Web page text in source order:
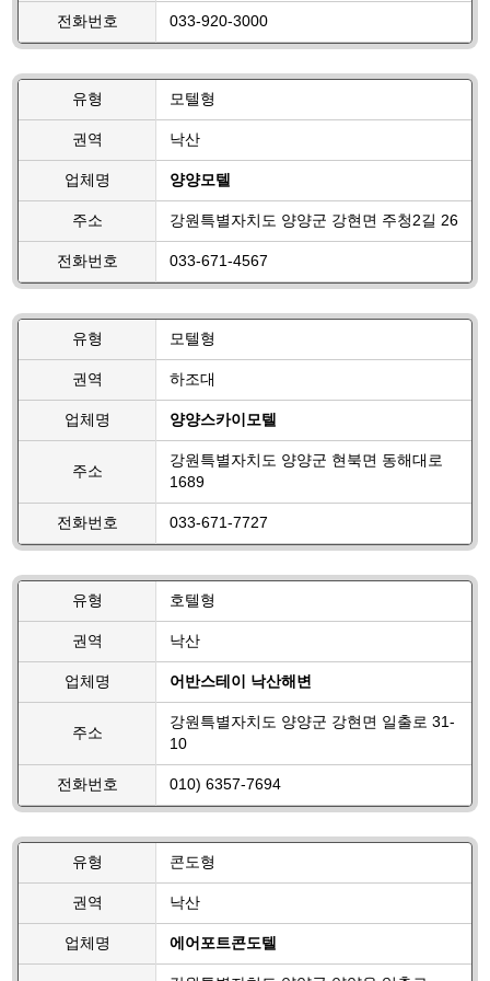
전화번호 033-920-3000
유형 모텔형
권역 낙산
업체명 양양모텔
주소 강원특별자치도 양양군 강현면 주청2길 26
전화번호 033-671-4567
유형 모텔형
권역 하조대
업체명 양양스카이모텔
주소
강원특별자치도 양양군 현북면 동해대로
1689
전화번호 033-671-7727
유형 호텔형
권역 낙산
업체명 어반스테이 낙산해변
주소
강원특별자치도 양양군 강현면 일출로 31-
10
전화번호 010) 6357-7694
유형 콘도형
권역 낙산
업체명 에어포트콘도텔